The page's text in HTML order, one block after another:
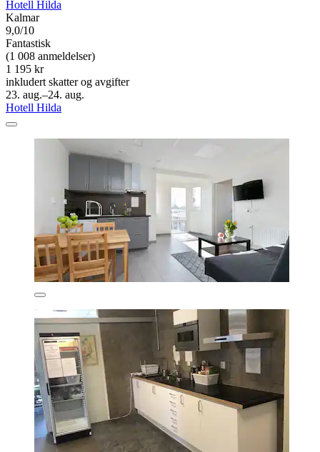
Hotell Hilda
Kalmar
9,0/10
Fantastisk
(1 008 anmeldelser)
1 195 kr
inkludert skatter og avgifter
23. aug.–24. aug.
Hotell Hilda